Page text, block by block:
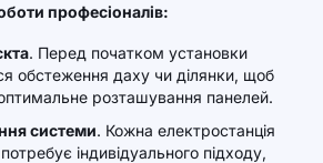
професіоналів:
. Перед початком установки
обстеження даху чи ділянки, щоб
розташування панелей.
системи. Кожна електростанція
потребує індивідуального підходу,